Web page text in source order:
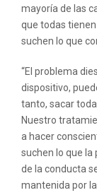
mayoría de las
que todas
suchen lo que
“El problema
dispositivo,
tanto, sacar
Nuestro
a hacer
suchen lo que
de la conducta
mantenida por